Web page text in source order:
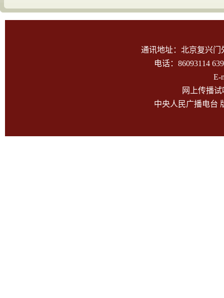
通讯地址：北京复兴门
电话：86093114
E-
网上传播
中央人民广播电台